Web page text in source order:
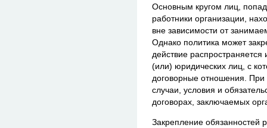
Основным кругом лиц,
работники организации,
вне зависимости от
Однако политика может
действие
(или) юридических лиц, с
договорные отношения. При
случаи, условия и
договорах, заключаемых
Закрепление обязанностей